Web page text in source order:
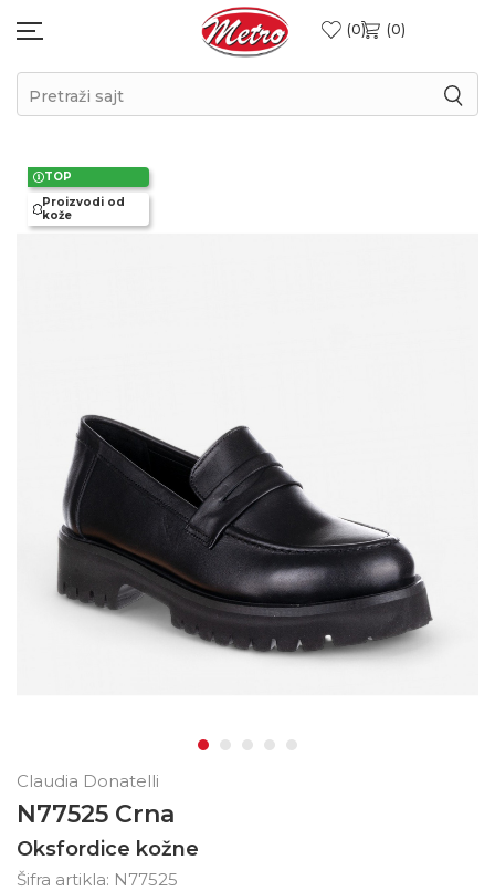
0 0
Pretraži sajt
TOP
Proizvodi od
kože
Claudia Donatelli
N77525 Crna
Oksfordice kožne
Šifra artikla: N77525